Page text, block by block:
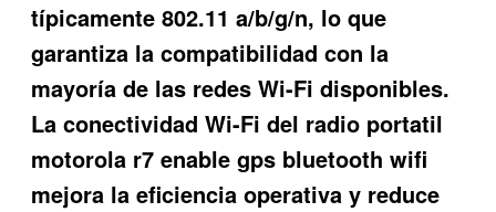
típicamente 802.11 a/b/g/n, lo que
garantiza la compatibilidad con la
mayoría de las redes Wi-Fi disponibles.
La conectividad Wi-Fi del radio portatil
motorola r7 enable gps bluetooth wifi
mejora la eficiencia operativa y reduce